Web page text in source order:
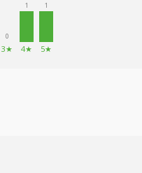
0
3★
1
4★
1
5★